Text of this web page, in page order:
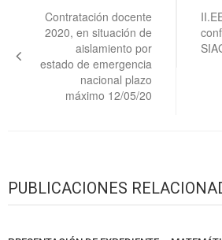
entradas
Contratación docente
2020, en situación de
aislamiento por
estado de emergencia
nacional plazo
máximo 12/05/20
PUBLICACIONES